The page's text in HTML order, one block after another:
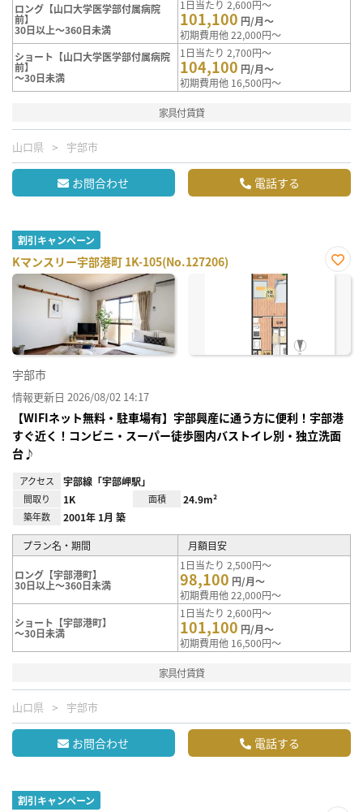
ロング【山口大学医学部付属病院
前】
30日以上～360日未満
1日当たり 2,600円～
101,100 円/月～
初期費用他 22,000円～
ショート【山口大学医学部付属病院
前】
～30日未満
1日当たり 2,700円～
104,100 円/月～
初期費用他 16,500円～
家具付賃貸
山口県 宇部市
お問合わせ 電話する
割引キャンペーン
Kマンスリー宇部港町 1K-105(No.127206)
お気
宇部市
情報更新日 2026/08/02 14:17
【WIFIネット無料・駐車場有】宇部興産に通う方に便利！宇部港
すぐ近く！コンビニ・スーパー徒歩圏内バストイレ別・独立洗面
台♪
アクセス 宇部線「宇部岬駅」
間取り 1K 面積 24.9m²
築年数 2001年 1月 築
プラン名・期間 月額目安
ロング【宇部港町】
30日以上～360日未満
1日当たり 2,500円～
98,100 円/月～
初期費用他 22,000円～
ショート【宇部港町】
～30日未満
1日当たり 2,600円～
101,100 円/月～
初期費用他 16,500円～
家具付賃貸
山口県 宇部市
お問合わせ 電話する
割引キャンペーン